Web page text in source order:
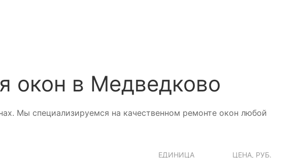
окон в Медведково
Мы специализируемся на качественном ремонте окон любой
ЕДИНИЦА ЦЕНА, РУБ.